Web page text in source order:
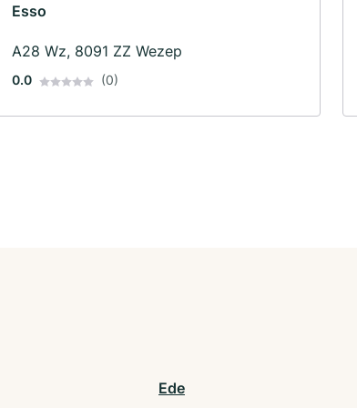
Esso
A28 Wz, 8091 ZZ Wezep
0.0 (0)
Ede